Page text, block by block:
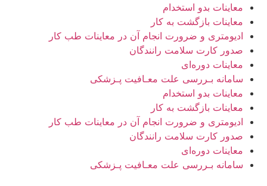
معاینات بدو استخدام
معاینات بازگشت به کار
ادیومتری و ضرورت انجام آن در معاینات طب کار
صدور کارت سلامت رانندگان
معاینات دوره‌ای
سامانه بـررسی علت معـافیت پـزشکی
معاینات بدو استخدام
معاینات بازگشت به کار
ادیومتری و ضرورت انجام آن در معاینات طب کار
صدور کارت سلامت رانندگان
معاینات دوره‌ای
سامانه بـررسی علت معـافیت پـزشکی